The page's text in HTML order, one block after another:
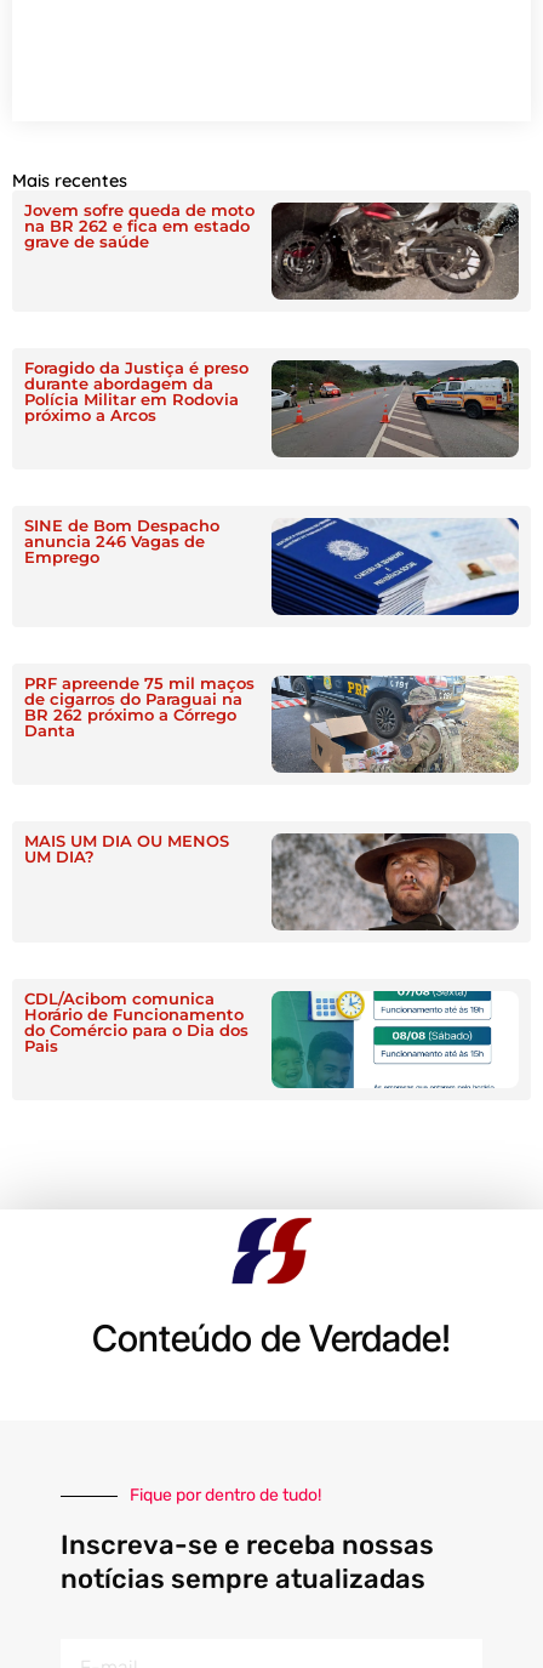
Mais recentes
Jovem sofre queda de moto
na BR 262 e fica em estado
grave de saúde
Foragido da Justiça é preso
durante abordagem da
Polícia Militar em Rodovia
próximo a Arcos
SINE de Bom Despacho
anuncia 246 Vagas de
Emprego
PRF apreende 75 mil maços
de cigarros do Paraguai na
BR 262 próximo a Córrego
Danta
MAIS UM DIA OU MENOS
UM DIA?
CDL/Acibom comunica
Horário de Funcionamento
do Comércio para o Dia dos
Pais
Conteúdo de Verdade!
Fique por dentro de tudo!
Inscreva-se e receba nossas
notícias sempre atualizadas